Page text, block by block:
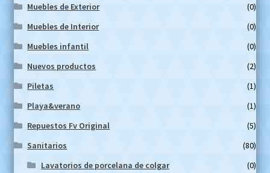
Muebles de Exterior
(0)
Muebles de Interior
(0)
Muebles infantil
(0)
Nuevos productos
(2)
Piletas
(1)
Playa&verano
(1)
Repuestos Fv Original
(5)
Sanitarios
(80)
Lavatorios de porcelana de colgar
(0)